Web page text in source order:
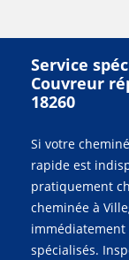
Service
Couvreur
18260
Si votre
rapide est
pratiquement
cheminée à
spécialisés.